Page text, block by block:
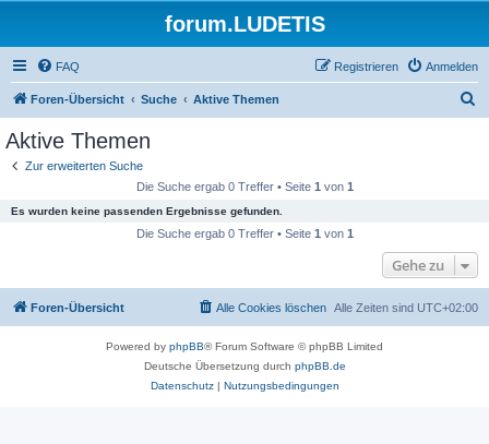
forum.LUDETIS
FAQ Anmelden
Registrieren
Foren-Übersicht Suche Aktive Themen
Aktive Themen
Zur erweiterten Suche
Die Suche ergab 0 Treffer • Seite 1 von 1
Es wurden keine passenden Ergebnisse gefunden.
Die Suche ergab 0 Treffer • Seite 1 von 1
Gehe zu
Foren-Übersicht Alle Zeiten sind UTC+02:00
Alle Cookies löschen
Powered by phpBB® Forum Software © phpBB Limited
Deutsche Übersetzung durch phpBB.de
Datenschutz| Nutzungsbedingungen